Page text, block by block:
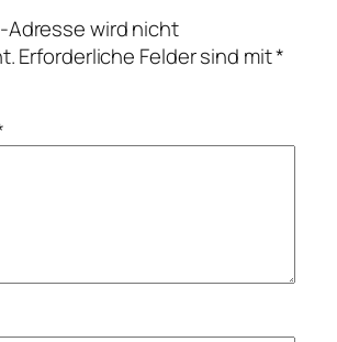
Adresse wird nicht
Erforderliche Felder sind mit*